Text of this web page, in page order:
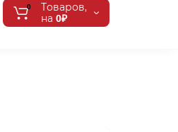
0
Tоваров,
на 0₽